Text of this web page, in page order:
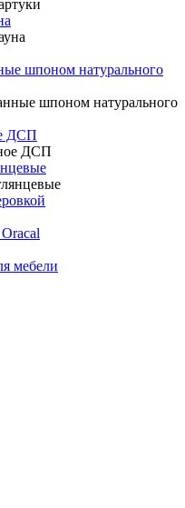
шпоном натурального
ДСП
мебели